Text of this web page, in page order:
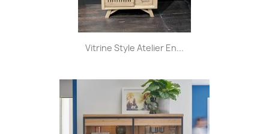
Vitrine Style Atelier En...